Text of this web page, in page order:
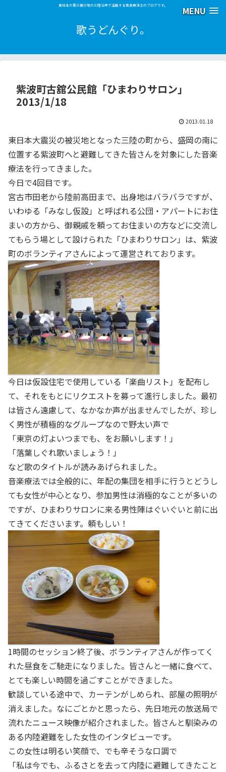
MENU
東日本大震災被災地の三陸沿岸で活動する音楽療法士のブログです。
歌うどんぐり。
紫波町古舘公民館「ひまわりサロン」
2013/1/18
2013.01.18
東日本大震災の被災地となった三陸の町から、盛岡の南に
位置する紫波町へと避難してきた皆さんを対象にした音楽
療法を行ってきました。
今日で4回目です。
宮古市田老から陸前高田まで、出身地はバラバラですが、
いわゆる「みなし仮設」と呼ばれる公団・アパートにお住
まいの方から、御親戚を頼ってお住まいの方などに交流し
てもらう場として設けられた「ひまわりサロン」は、紫波
町のボランティアさんによって運営されております。
今日は仮設住宅で使用している「楽曲リスト」を配布し
て、それをもとにリクエストを募って進行しました。最初
は皆さん遠慮して、なかなか声が出ませんでしたが、珍し
く男性が積極的なグループなので野太い声で
「東京の灯よいつまでも、をお願いします！」
「落葉しぐれ歌いましょう！」
など歌のタイトルが読みあげられました。
音楽療法では全般的に、年配の集団を相手に行うとどうし
ても女性が中心となり、参加男性は消極的なことが多いの
ですが、ひまわりサロンに来る男性陣はぐいぐいと前に出
てきてくださいます。頼もしい！
1時間のセッション終了後、ボランティアさんが作ってく
れた昼食をご馳走になりました。皆さんと一緒に食べて、
とても楽しい時間を過ごすことができました。
歓談している途中で、カーテンがしめられ、部屋の照明が
消えました。なにごとかと思ったら、先日地元の放送局で
流れたニュース映像が紹介されました。皆さんと馴染みの
ある内陸避難をした女性のインタビューです。
この女性は明るい笑顔で、でも辛そうな口調で
「私は今でも、ふるさとを去って内陸に避難してきたこと